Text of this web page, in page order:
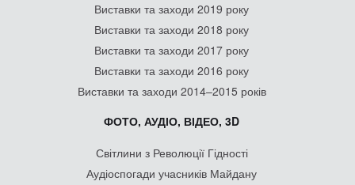
Виставки та заходи 2019 року
Виставки та заходи 2018 року
Виставки та заходи 2017 року
Виставки та заходи 2016 року
Виставки та заходи 2014–2015 років
ФОТО, АУДІО, ВІДЕО, 3D
Світлини з Революції Гідності
Аудіоспогади учасників Майдану